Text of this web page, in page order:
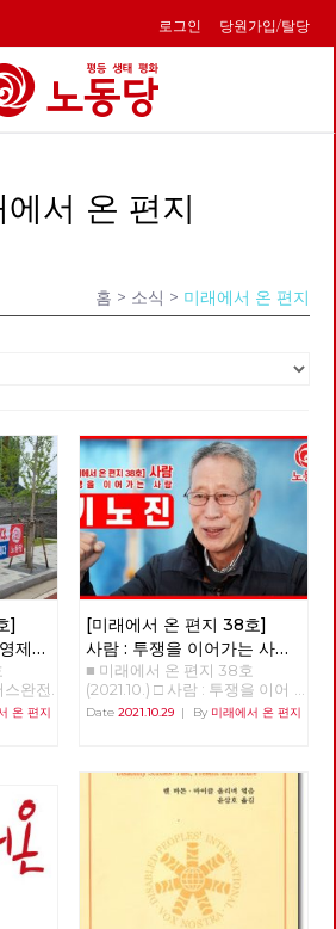
로그인 당원가입/탈당
에서 온 편지
홈 > 소식 > 미래에서 온 편지
]
제를
스완전
춘천
지부
던 나
경
그러
조가
경하
을
온 편지
[미래에서 온 편지 38호]
사람 : 투쟁을 이어가는 사람
‘기노진’
■ 미래에서 온 편지 38호
(2021.10.) □ 사람 : 투쟁을 이어
가는 사람 - 기노진 길거리에서
루, 단 한 시간이라도 제가 일했
던 일터로 돌아가는 것이 명예
다. 다시 나와야 하는 현실이지
만. 지금은 오로지 남은 세 사람,
세 동지의 복직이 나에게는 가장
큰 숙제다.” - 안보영, 정상천 편
Date 2021.10.29| By 미래에서 온 편지